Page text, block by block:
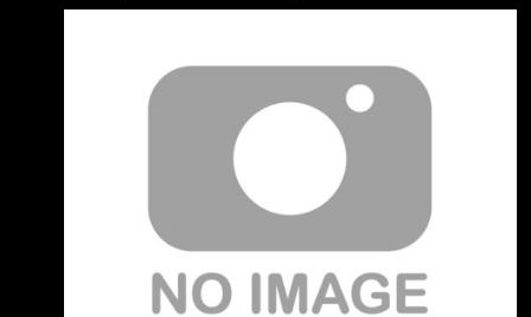
拆單，每人限做一筆！ 透過Richart APP即可承
https://www.taishinbank.com.tw/TSB/personal/
common/news/TSBankNews-008010/ 台新
Richart 10週年推最高2.2%優利定存，每月領息
約逾3,600元、挑戰市場最高利！ 2026/05/05
數位帳戶領導品牌台新Richart迎來10週年，重
磅推出「新資金新臺